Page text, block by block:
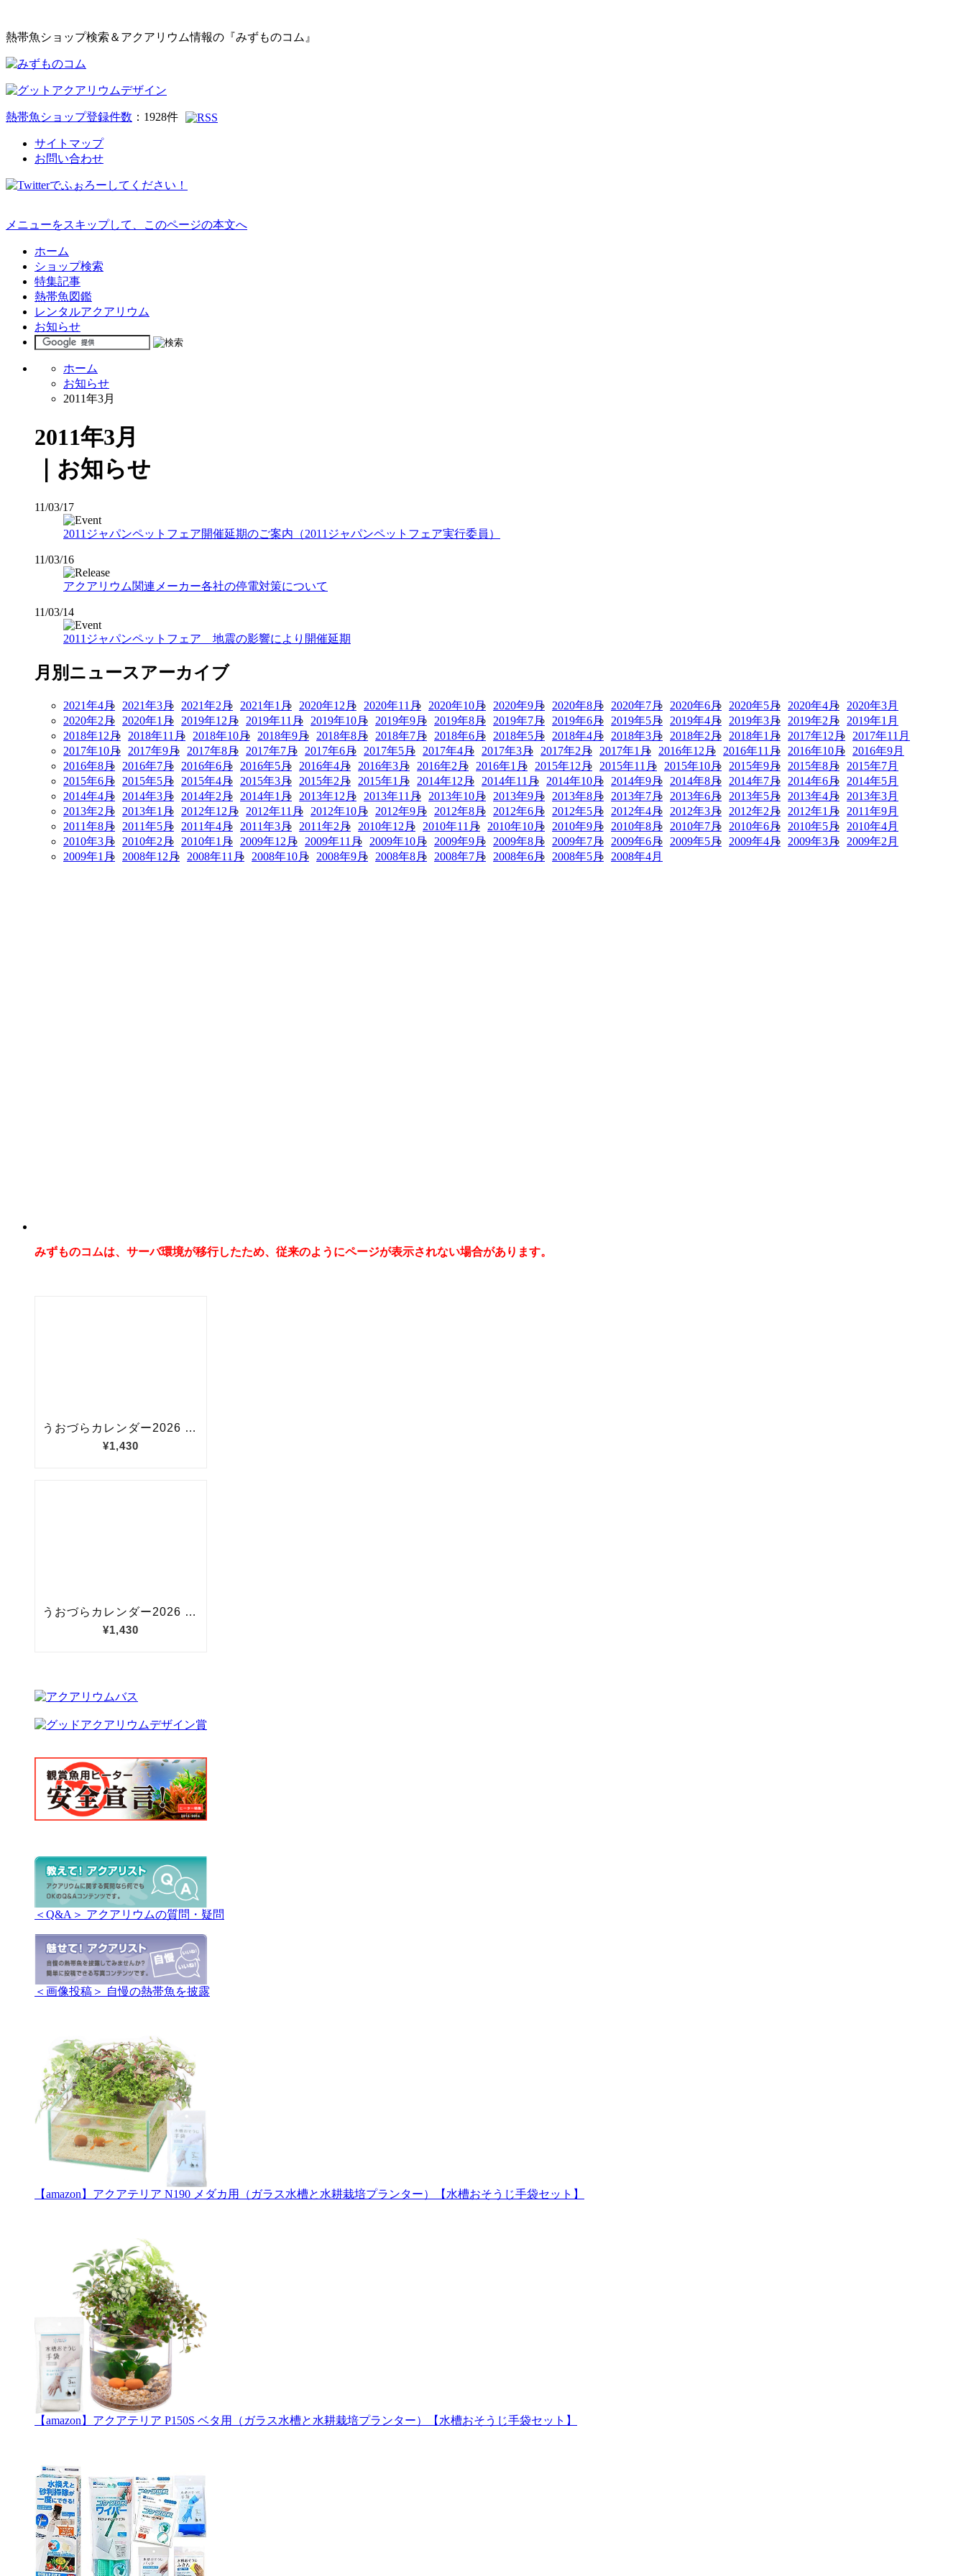
熱帯魚ショップ検索＆アクアリウム情報の『みずものコム』
熱帯魚ショップ登録件数 ： 1928件
サイトマップ
お問い合わせ
メニューをスキップして、このページの本文へ
ホーム
ショップ検索
特集記事
熱帯魚図鑑
レンタルアクアリウム
お知らせ
ホーム
お知らせ
2011年3月
2011年3月
｜お知らせ
11/03/17
2011ジャパンペットフェア開催延期のご案内（2011ジャパンペットフェア実行委員）
11/03/16
アクアリウム関連メーカー各社の停電対策について
11/03/14
2011ジャパンペットフェア 地震の影響により開催延期
月別ニュースアーカイブ
2021年4月 2021年3月 2021年2月 2021年1月 2020年12月 2020年11月 2020年10月 2020年9月 2020年8月 2020年7月 2020年6月 2020年5月 2020年4月
2020年3月
2020年2月
2020年1月 2019年12月 2019年11月 2019年10月 2019年9月 2019年8月 2019年7月 2019年6月 2019年5月 2019年4月 2019年3月 2019年2月
2019年1月
2018年12月
2018年11月 2018年10月 2018年9月 2018年8月 2018年7月 2018年6月 2018年5月 2018年4月 2018年3月 2018年2月 2018年1月 2017年12月
2017年11月
2017年10月
2017年9月 2017年8月 2017年7月 2017年6月 2017年5月 2017年4月 2017年3月 2017年2月 2017年1月 2016年12月 2016年11月 2016年10月
2016年9月
2016年8月
2016年7月 2016年6月 2016年5月 2016年4月 2016年3月 2016年2月 2016年1月 2015年12月 2015年11月 2015年10月 2015年9月 2015年8月
2015年7月
2015年6月
2015年5月 2015年4月 2015年3月 2015年2月 2015年1月 2014年12月 2014年11月 2014年10月 2014年9月 2014年8月 2014年7月 2014年6月
2014年5月
2014年4月
2014年3月 2014年2月 2014年1月 2013年12月 2013年11月 2013年10月 2013年9月 2013年8月 2013年7月 2013年6月 2013年5月 2013年4月
2013年3月
2013年2月
2013年1月 2012年12月 2012年11月 2012年10月 2012年9月 2012年8月 2012年6月 2012年5月 2012年4月 2012年3月 2012年2月 2012年1月
2011年9月
2011年8月
2011年5月 2011年4月 2011年3月 2011年2月 2010年12月 2010年11月 2010年10月 2010年9月 2010年8月 2010年7月 2010年6月 2010年5月
2010年4月
2010年3月
2010年2月 2010年1月 2009年12月 2009年11月 2009年10月 2009年9月 2009年8月 2009年7月 2009年6月 2009年5月 2009年4月 2009年3月
2009年2月
2009年1月
2008年12月 2008年11月 2008年10月 2008年9月 2008年8月 2008年7月 2008年6月 2008年5月 2008年4月
みずものコムは、サーバ環境が移行したため、従来のようにページが表示されない場合があります。
＜Q&A＞ アクアリウムの質問・疑問
＜画像投稿＞ 自慢の熱帯魚を披露
【amazon】アクアテリア N190 メダカ用（ガラス水槽と水耕栽培プランター）【水槽おそうじ手袋セット】
【amazon】アクアテリア P150S ベタ用（ガラス水槽と水耕栽培プランター）【水槽おそうじ手袋セット】